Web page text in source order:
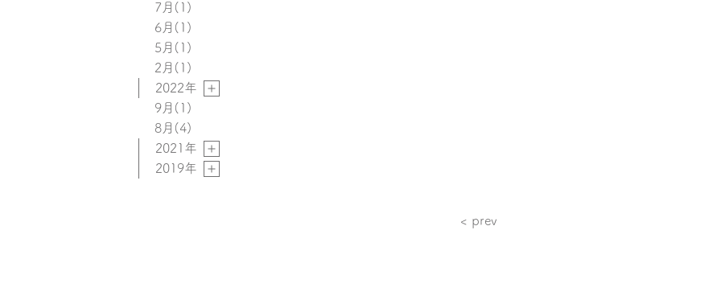
7月 (1)
6月 (1)
5月 (1)
2月 (1)
2022年
9月 (1)
8月 (4)
2021年
2019年
< prev